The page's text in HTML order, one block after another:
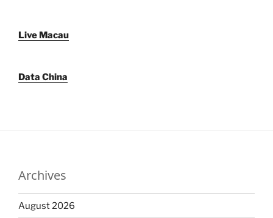
Live Macau
Data China
Archives
August 2026